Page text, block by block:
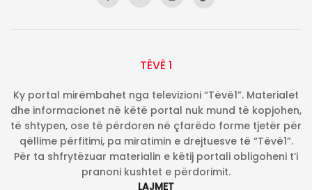
TËVË 1
Ky portal mirëmbahet nga televizioni “Tëvë1”. Materialet
dhe informacionet në këtë portal nuk mund të kopjohen,
të shtypen, ose të përdoren në çfarëdo forme tjetër për
qëllime përfitimi, pa miratimin e drejtuesve të “Tëvë1”.
Për ta shfrytëzuar materialin e këtij portali obligoheni t’i
pranoni kushtet e përdorimit.
LAJMET